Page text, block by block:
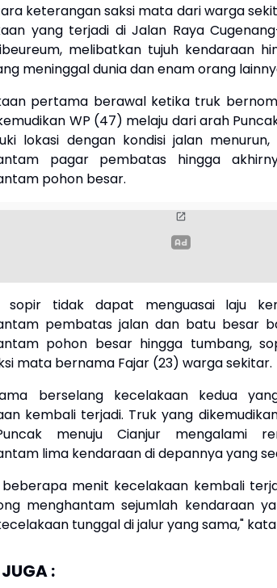
keterangan saksi mata dari warga
yang terjadi di Jalan Raya
melibatkan tujuh kendaraan
meninggal dunia dan enam orang
pertama berawal ketika truk
WP (47) melaju dari arah
lokasi dengan kondisi jalan
pagar pembatas hingga
pohon besar.
sopir tidak dapat menguasai laju
pembatas jalan dan batu besar
pohon besar hingga tumbang,
mata bernama Fajar (23) warga sekitar.
berselang kecelakaan kedua
kembali terjadi. Truk yang
menuju Cianjur mengalami
lima kendaraan di depannya yang
beberapa menit kecelakaan kembali
menghantam sejumlah kendaraan
tunggal di jalur yang sama,"
: